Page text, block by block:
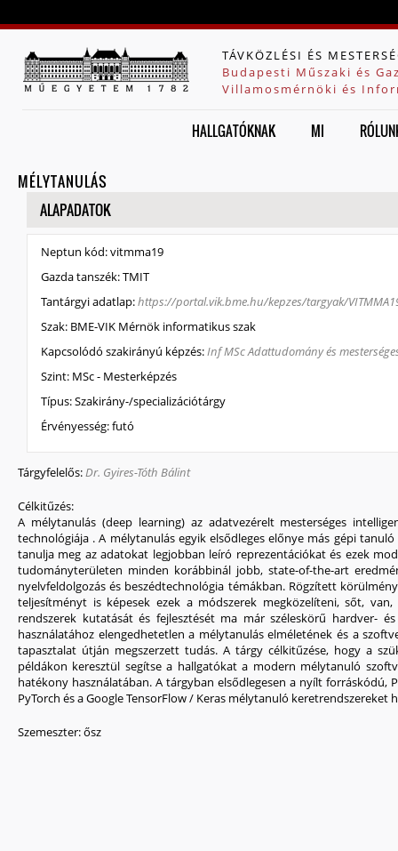
TÁVKÖZLÉSI ÉS
Budapesti Műszaki és
Villamosmérnöki és
HALLGATÓKNAK MI
MÉLYTANULÁS
ELREJT
ALAPADATOK
Neptun kód:vitmma19
Gazda tanszék:TMIT
Tantárgyi adatlap:https://portal.vik.bme.hu/kepzes/targyak/
Szak: BME-VIK Mérnök informatikus szak
Kapcsolódó szakirányú képzés: Inf MSc Adattudomány és
Szint: MSc - Mesterképzés
Típus:Szakirány-/specializációtárgy
Érvényesség:futó
Tárgyfelelős: Dr. Gyires-Tóth Bálint
Célkitűzés:
A mélytanulás (deep learning) az adatvezérelt mesterséges
technológiája . A mélytanulás egyik elsődleges előnye más gépi
tanulja meg az adatokat legjobban leíró reprezentációkat és ezek
tudományterületen minden korábbinál jobb, state-of-the-art
nyelvfeldolgozás és beszédtechnológia témákban. Rögzített
teljesítményt is képesek ezek a módszerek megközelíteni, sőt,
rendszerek kutatását és fejlesztését ma már széleskörű hardver-
használatához elengedhetetlen a mélytanulás elméletének és a
tapasztalat útján megszerzett tudás. A tárgy célkitűzése, hogy a
példákon keresztül segítse a hallgatókat a modern mélytanuló
hatékony használatában. A tárgyban elsődlegesen a nyílt forráskódú,
PyTorch és a Google TensorFlow / Keras mélytanuló keretrendszereket
Szemeszter:ősz